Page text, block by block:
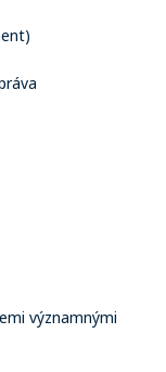
významnými